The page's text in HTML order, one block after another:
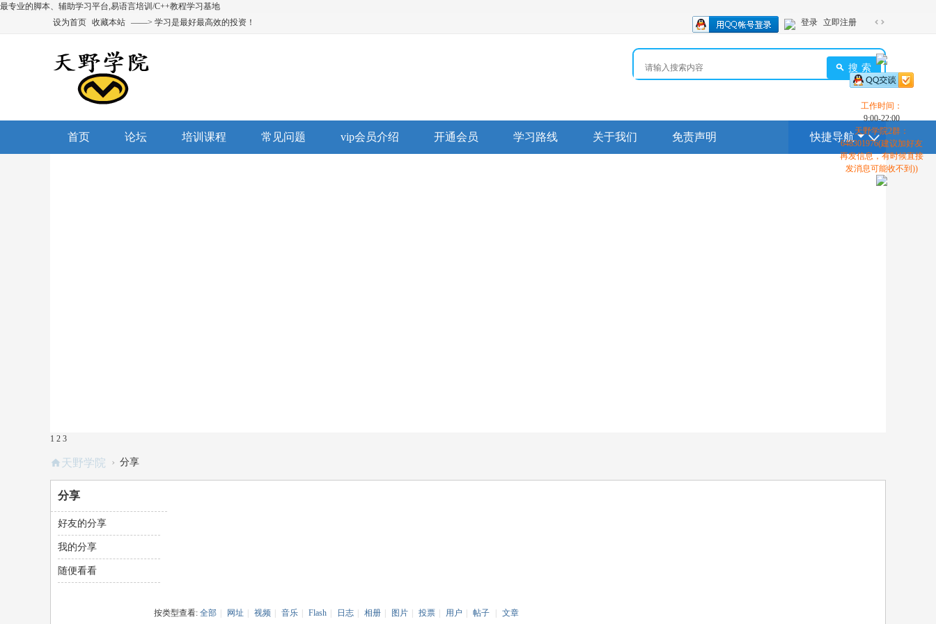
最专业的脚本、辅助学习平台,易语言培训/C++教程学习基地
设为首页 收藏本站 ——> 学习是最好最高效的投资！
换
到
宽
版
登录 立即注册
搜索
首页 论坛 培训课程 常见问题 vip会员介绍 开通会员 学习路线 关于我们 免责声明 快捷导航
1 2 3
天野学院 › 分享
分享
好友的分享
我的分享
随便看看
按类型查看: 全部 网址 视频 音乐 Flash 日志 相册 图片 投票 用户 帖子 文章
工作时间：
9:00-22:00
天野学院2群：
648301976(建议加好友
再发信息，有时候直接
发消息可能收不到))